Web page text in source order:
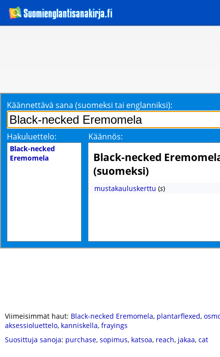
Käännettävä sana (suomeksi tai englanniksi):
Hakuluettelo: Käännös:
Black-necked
Eremomela
Black-necked
(suomeksi)
mustakauluskerttu (s)
Viimeisimmät haut: Black-necked Eremomela, plantarflexed,
aksessioluettelo, kanniskella, frayings
Suosittuja sanoja: purchase, sopimus, katsoa, reach, jakaa, cat